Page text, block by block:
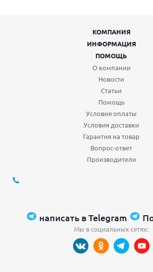
КОМПАНИЯ
ИНФОРМАЦИЯ
ПОМОЩЬ
О компании
Новости
Статьи
Помощь
Условия оплаты
Условия доставки
Гарантия на товар
Вопрос-ответ
Производители
написать в Telegram
Мы в социальных сетях: